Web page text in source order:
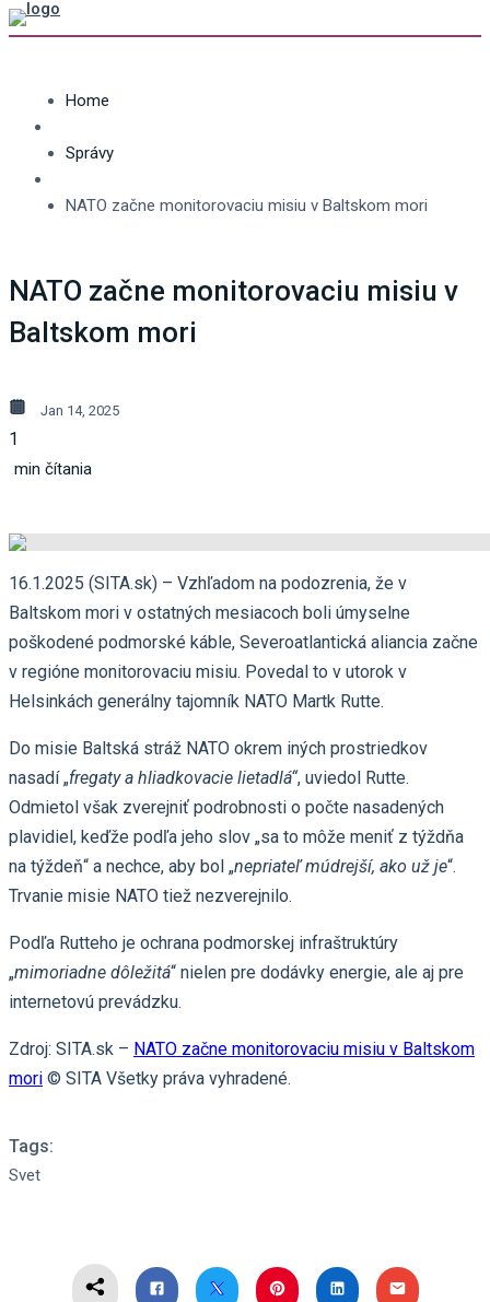
Home
Správy
NATO začne monitorovaciu misiu v Baltskom mori
NATO začne monitorovaciu misiu v
Baltskom mori
Jan 14, 2025
1
min čítania
16.1.2025 (SITA.sk) – Vzhľadom na podozrenia, že v
Baltskom mori v ostatných mesiacoch boli úmyselne
poškodené podmorské káble, Severoatlantická aliancia začne
v regióne monitorovaciu misiu. Povedal to v utorok v
Helsinkách generálny tajomník NATO Martk Rutte.
Do misie Baltská stráž NATO okrem iných prostriedkov
nasadí „fregaty a hliadkovacie lietadlá“, uviedol Rutte.
Odmietol však zverejniť podrobnosti o počte nasadených
plavidiel, keďže podľa jeho slov „sa to môže meniť z týždňa
na týždeň“ a nechce, aby bol „nepriateľ múdrejší, ako už je“.
Trvanie misie NATO tiež nezverejnilo.
Podľa Rutteho je ochrana podmorskej infraštruktúry
„mimoriadne dôležitá“ nielen pre dodávky energie, ale aj pre
internetovú prevádzku.
Zdroj: SITA.sk – NATO začne monitorovaciu misiu v Baltskom
mori © SITA Všetky práva vyhradené.
Tags:
Svet